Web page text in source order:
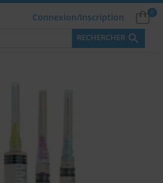
0
Connexion/Inscription
RECHERCHER 